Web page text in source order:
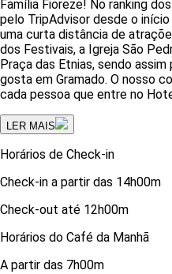
Família Fioreze! No ranking
pelo TripAdvisor desde o
uma curta distância de
dos Festivais, a Igreja São
Praça das Etnias, sendo
gosta em Gramado. O nosso
cada pessoa que entre no
LER MAIS
Horários de Check-in
Check-in a partir das 14h00m
Check-out até 12h00m
Horários do Café da Manhã
A partir das 7h00m